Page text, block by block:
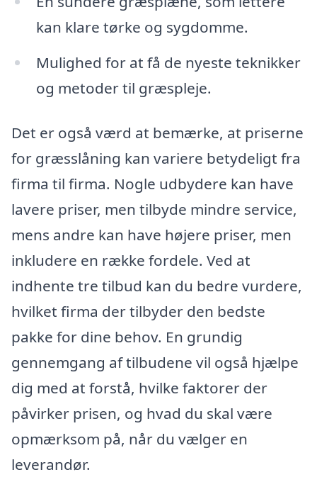
kan klare tørke og sygdomme.
Mulighed for at få de nyeste teknikker
og metoder til græspleje.
Det er også værd at bemærke, at priserne
for græsslåning kan variere betydeligt fra
firma til firma. Nogle udbydere kan have
lavere priser, men tilbyde mindre service,
mens andre kan have højere priser, men
inkludere en række fordele. Ved at
indhente tre tilbud kan du bedre vurdere,
hvilket firma der tilbyder den bedste
pakke for dine behov. En grundig
gennemgang af tilbudene vil også hjælpe
dig med at forstå, hvilke faktorer der
påvirker prisen, og hvad du skal være
opmærksom på, når du vælger en
leverandør.